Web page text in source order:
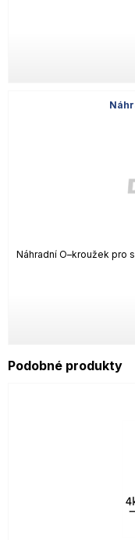
Náhradní O–kroužek pro
Podobné produkty